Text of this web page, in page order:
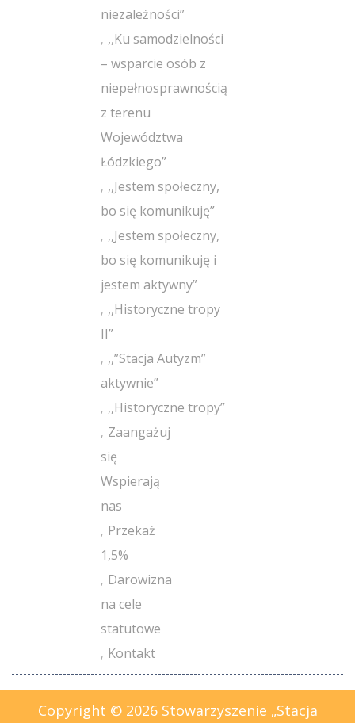
niezależności”
,,Ku samodzielności
– wsparcie osób z
niepełnosprawnością
z terenu
Województwa
Łódzkiego”
,,Jestem społeczny,
bo się komunikuję”
,,Jestem społeczny,
bo się komunikuję i
jestem aktywny”
,,Historyczne tropy
II”
,,”Stacja Autyzm”
aktywnie”
,,Historyczne tropy”
Zaangażuj
się
Wspierają
nas
Przekaż
1,5%
Darowizna
na cele
statutowe
Kontakt
Copyright © 2026 Stowarzyszenie „Stacja